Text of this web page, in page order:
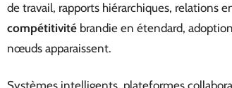
de travail, rapports hiérarchiques, relations
compétitivité brandie en étendard,
nœuds apparaissent.
Systèmes intelligents, plateformes